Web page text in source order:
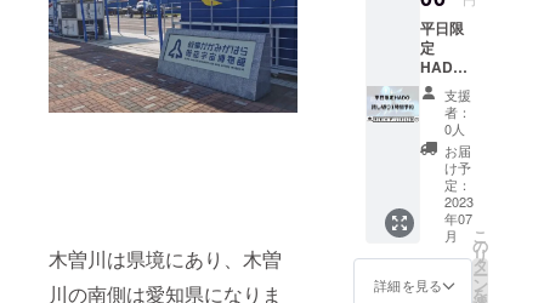
木曽川は県境にあり、木曽
川の南側は愛知県になりま
んOKで
す。
が
70px、
横のサ
イズが
200px
以内で
お願い
しま
す。ロ
ゴやバ
ナーは
メール
にて返
願いい
謎を入
力して
応募し
てくだ
さい！
正解す
るとリ
ターン
がグ
レード
アップ
し、2枚
で計12
申込み
いただ
いた先
着順と
させて
いただ
きま
す。古
民家の
入り口
に飾り
ます
が、準
備に時
間がか
価格で
す。 潜
入ゲー
ムは時
間制限
付きで
クリア
できる
まで解
答は明
かされ
ませ
ん。そ
のう
え、依
平日限
定
HADO
貸し切
り1時間
予約 通
常大人1
人1時間
2000
円、子
ども1人
1500円
になる
とこ
支援
者：
0人
お届
け予
定：
2023
年07
月
詳細を見る
こ
の
リ
タ
ー
ン
を